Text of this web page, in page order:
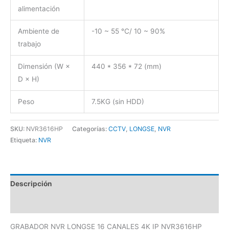
alimentación
Ambiente de
trabajo
-10 ~ 55 ℃/ 10 ~ 90%
Dimensión (W ×
D × H)
440 * 356 * 72 (mm)
Peso 7.5KG (sin HDD)
SKU: NVR3616HP Categorías: CCTV, LONGSE, NVR
Etiqueta: NVR
Descripción
GRABADOR NVR LONGSE 16 CANALES 4K IP NVR3616HP